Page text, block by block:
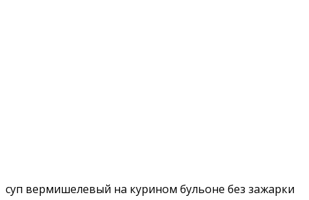
суп вермишелевый на курином бульоне без зажарки